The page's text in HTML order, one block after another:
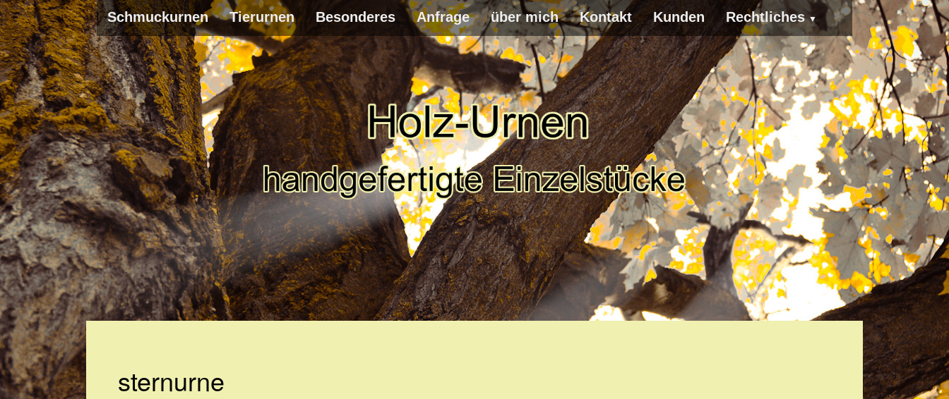
Schmuckurnen Tierurnen Besonderes Anfrage über mich Kontakt Kunden Rechtliches
WEITER
ZUM
sternurne